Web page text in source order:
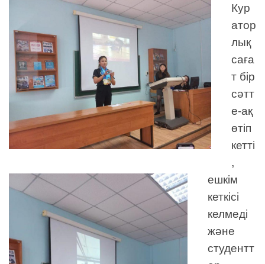
Кур
атор
лық
саға
т бір
сәтт
е-ақ
өтіп
кетті
,
ешкім
кеткісі
келмеді
және
студентт